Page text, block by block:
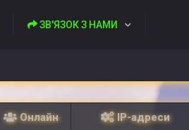
ЗВ'ЯЗОК З НАМИ
Онлайн IP-адреси